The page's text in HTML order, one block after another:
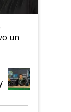
un